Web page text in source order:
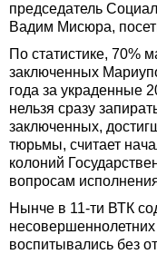
председатель
Вадим Мисюра,
По статистике, 70%
заключенных
года за украденные
нельзя сразу
заключенных,
тюрьмы, считает
колоний
вопросам
Нынче в 11-ти ВТК
воспитывались без